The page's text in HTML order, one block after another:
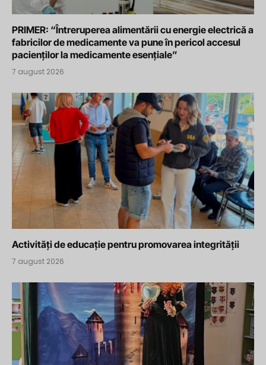
PRIMER: “Întreruperea alimentării cu energie electrică a
fabricilor de medicamente va pune în pericol accesul
pacienților la medicamente esențiale”
7 august 2026
Activități de educație pentru promovarea integrității
7 august 2026